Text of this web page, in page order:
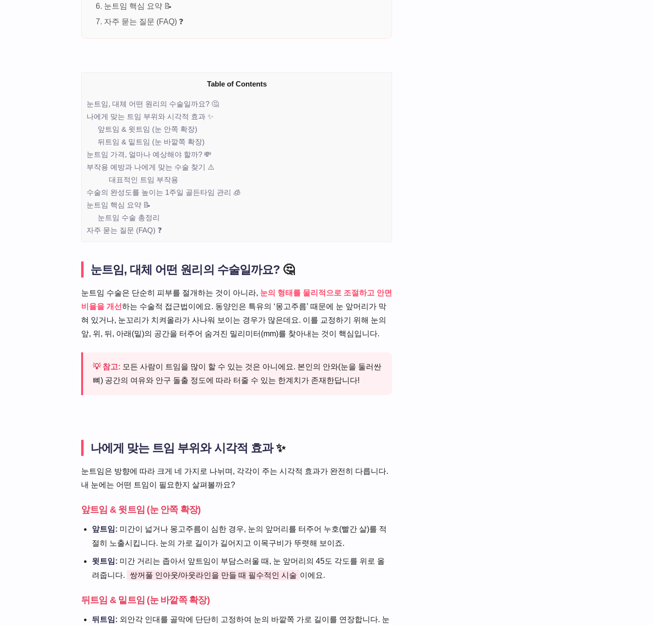
눈트임 핵심 요약 📝
자주 묻는 질문 (FAQ) ❓
Table of Contents
눈트임, 대체 어떤 원리의 수술일까요? 🤔
나에게 맞는 트임 부위와 시각적 효과 ✨
앞트임 & 윗트임 (눈 안쪽 확장)
뒤트임 & 밑트임 (눈 바깥쪽 확장)
눈트임 가격, 얼마나 예상해야 할까? 💸
부작용 예방과 나에게 맞는 수술 찾기 ⚠️
대표적인 트임 부작용
수술의 완성도를 높이는 1주일 골든타임 관리 🧊
눈트임 핵심 요약 📝
눈트임 수술 총정리
자주 묻는 질문 (FAQ) ❓
눈트임, 대체 어떤 원리의 수술일까요?🤔
눈트임 수술은 단순히 피부를 절개하는 것이 아니라, 눈의 형태를 물리적으로 조절하고 안면
비율을 개선하는 수술적 접근법이에요. 동양인은 특유의 ‘몽고주름’ 때문에 눈 앞머리가 막
혀 있거나, 눈꼬리가 치켜올라가 사나워 보이는 경우가 많은데요. 이를 교정하기 위해 눈의
앞, 위, 뒤, 아래(밑)의 공간을 터주어 숨겨진 밀리미터(mm)를 찾아내는 것이 핵심입니다.
💡 참고: 모든 사람이 트임을 많이 할 수 있는 것은 아니에요. 본인의 안와(눈을 둘러싼
뼈) 공간의 여유와 안구 돌출 정도에 따라 터줄 수 있는 한계치가 존재한답니다!
나에게 맞는 트임 부위와 시각적 효과✨
눈트임은 방향에 따라 크게 네 가지로 나뉘며, 각각이 주는 시각적 효과가 완전히 다릅니다.
내 눈에는 어떤 트임이 필요한지 살펴볼까요?
앞트임 & 윗트임 (눈 안쪽 확장)
앞트임: 미간이 넓거나 몽고주름이 심한 경우, 눈의 앞머리를 터주어 누호(빨간 살)를 적
절히 노출시킵니다. 눈의 가로 길이가 길어지고 이목구비가 뚜렷해 보이죠.
윗트임: 미간 거리는 좁아서 앞트임이 부담스러울 때, 눈 앞머리의 45도 각도를 위로 올
려줍니다.
쌍꺼풀 인아웃/아웃라인을 만들 때 필수적인 시술 이에요.
뒤트임 & 밑트임 (눈 바깥쪽 확장)
뒤트임: 외안각 인대를 골막에 단단히 고정하여 눈의 바깥쪽 가로 길이를 연장합니다. 눈